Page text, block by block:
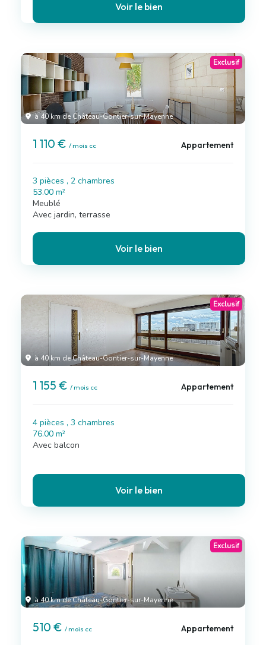
Voir le bien
à 40 km de Château-Gontier-sur-Mayenne
Exclusif
1 110 € / mois cc Appartement
3 pièces , 2 chambres
53.00 m²
Meublé
Avec jardin, terrasse
Voir le bien
à 40 km de Château-Gontier-sur-Mayenne
Exclusif
1 155 € / mois cc Appartement
4 pièces , 3 chambres
76.00 m²
Avec balcon
Voir le bien
à 40 km de Château-Gontier-sur-Mayenne
Exclusif
510 € / mois cc Appartement